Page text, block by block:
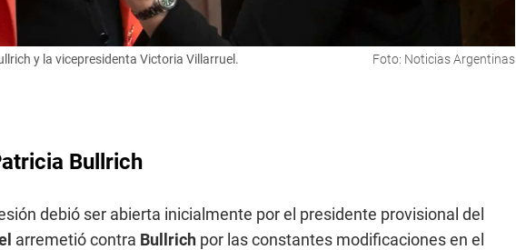
y la vicepresidenta Victoria Villarruel. Foto: Noticias Argentinas
Bullrich
debió ser abierta inicialmente por el presidente provisional del
arremetió contra Bullrich por las constantes modificaciones en el